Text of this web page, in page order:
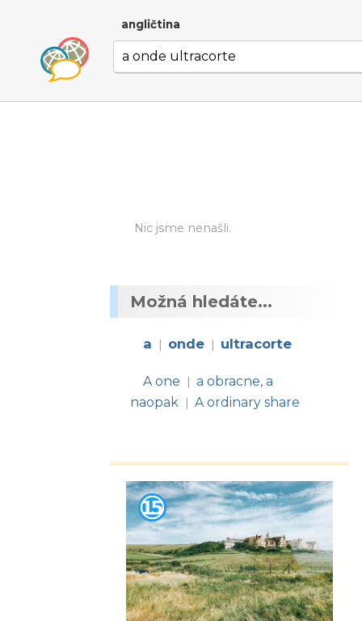
angličtina
Nic jsme nenašli.
Možná hledáte...
a | onde | ultracorte
A one | a obracne, a
naopak | A ordinary share